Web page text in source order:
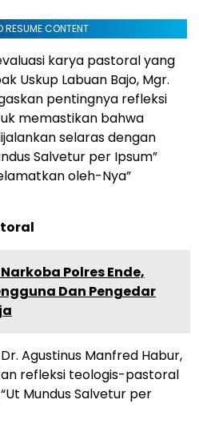
RESUME CONTENT
karya pastoral yang
Uskup Labuan Bajo, Mgr.
pentingnya refleksi
memastikan bahwa
selaras dengan
Salvetur per Ipsum”
oleh-Nya”
Polres Ende,
Dan Pengedar
Agustinus Manfred Habur,
refleksi teologis-pastoral
Mundus Salvetur per